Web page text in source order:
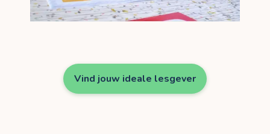
Vind jouw ideale lesgever